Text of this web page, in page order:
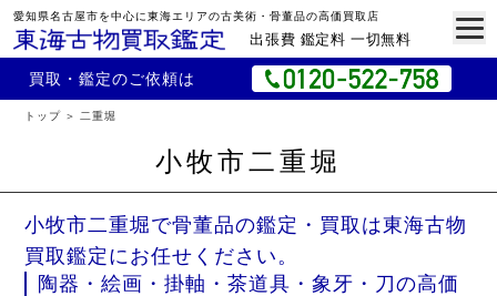
愛知県名古屋市を中心に東海エリアの古美術・骨董品の高価買取店
出張費 鑑定料 一切無料
買取・鑑定のご依頼は
トップ 二重堀
小牧市二重堀
小牧市二重堀で骨董品の鑑定・買取は東海古物
買取鑑定にお任せください。
陶器・絵画・掛軸・茶道具・象牙・刀の高価